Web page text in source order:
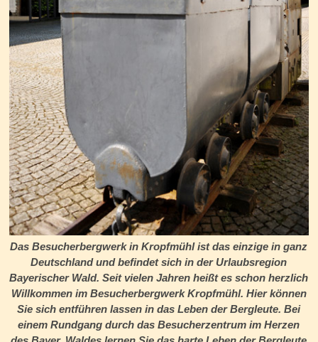
Das Besucherbergwerk in Kropfmühl ist das einzige in ganz
Deutschland und befindet sich in der Urlaubsregion
Bayerischer Wald. Seit vielen Jahren heißt es schon herzlich
Willkommen im Besucherbergwerk Kropfmühl. Hier können
Sie sich entführen lassen in das Leben der Bergleute. Bei
einem Rundgang durch das Besucherzentrum im Herzen